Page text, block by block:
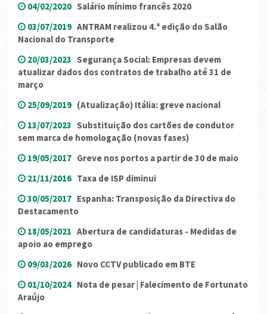
04/02/2020 Salário mínimo francês 2020
03/07/2019 ANTRAM realizou 4.ª edição do Salão
Nacional do Transporte
20/03/2023 Segurança Social: Empresas devem
atualizar dados dos contratos de trabalho até 31 de
março
25/09/2019 (Atualização) Itália: greve nacional
13/07/2023 Substituição dos cartões de condutor
sem marca de homologação (novas fases)
19/05/2017 Greve nos portos a partir de 30 de maio
21/11/2016 Taxa de ISP diminui
30/05/2017 Espanha: Transposição da Directiva do
Destacamento
18/05/2021 Abertura de candidaturas - Medidas de
apoio ao emprego
09/03/2026 Novo CCTV publicado em BTE
01/10/2024 Nota de pesar | Falecimento de Fortunato
Araújo